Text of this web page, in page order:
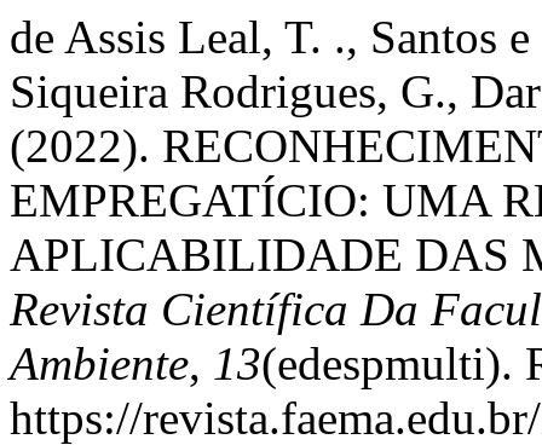
de Assis Leal, T. ., Santos
Siqueira Rodrigues, G.,
(2022).
EMPREGATÍCIO: UMA
APLICABILIDADE DAS
Revista Científica Da
Ambiente, 13(edespmulti).
https://